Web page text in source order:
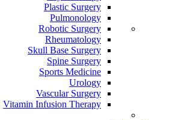
Plastic Surgery
Pulmonology
Robotic Surgery
Rheumatology
Skull Base Surgery
Spine Surgery
Sports Medicine
Urology
Vascular Surgery
Vitamin Infusion Therapy